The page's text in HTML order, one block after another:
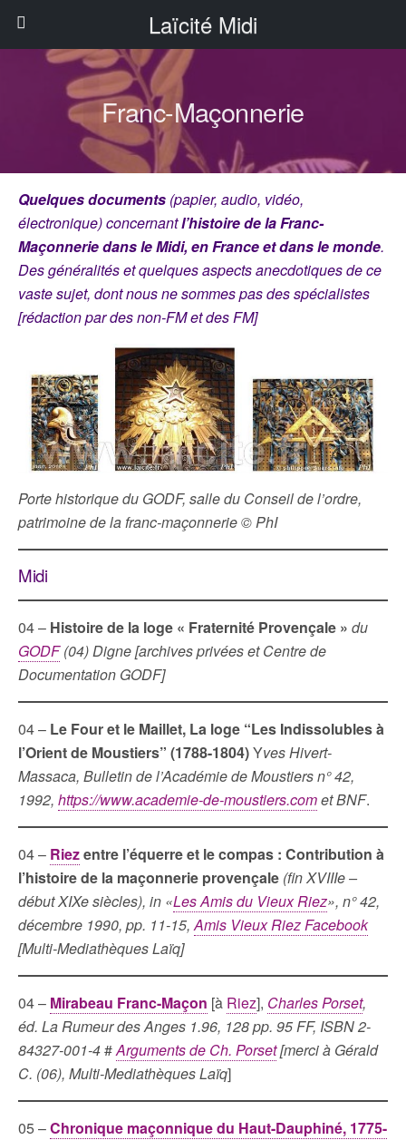
Laïcité Midi
Franc-Maçonnerie
Quelques documents (papier, audio, vidéo,
électronique) concernantl’histoire de la Franc-
Maçonnerie dans le Midi, en France et dans le monde.
Des généralités et quelques aspects anecdotiques de ce
vaste sujet, dont nous ne sommes pas des spécialistes
[rédaction par des non-FM et des FM]
Porte historique du GODF, salle du Conseil de l’ordre,
patrimoine de la franc-maçonnerie © PhI
Midi
04 – Histoire de la loge « Fraternité Provençale » du
GODF(04) Digne [archives privées et Centre de
Documentation GODF]
04 – Le Four et le Maillet, La loge “Les Indissolubles à
l’Orient de Moustiers” (1788-1804)Yves Hivert-
Massaca, Bulletin de l’Académie de Moustiers n° 42,
1992, https://www.academie-de-moustiers.comet BNF.
04 – Riezentre l’équerre et le compas : Contribution à
l’histoire de la maçonnerie provençale (fin XVIIIe –
début XIXe siècles), in «Les Amis du Vieux Riez», n° 42,
décembre 1990, pp. 11-15,Amis Vieux Riez Facebook
[Multi-Mediathèques Laïq]
04 – Mirabeau Franc-Maçon [à Riez], Charles Porset,
éd. La Rumeur des Anges 1.96, 128 pp. 95 FF, ISBN 2-
84327-001-4#Arguments de Ch. Porset[merci à Gérald
C. (06), Multi-Mediathèques Laïq]
05 –Chronique maçonnique du Haut-Dauphiné, 1775-